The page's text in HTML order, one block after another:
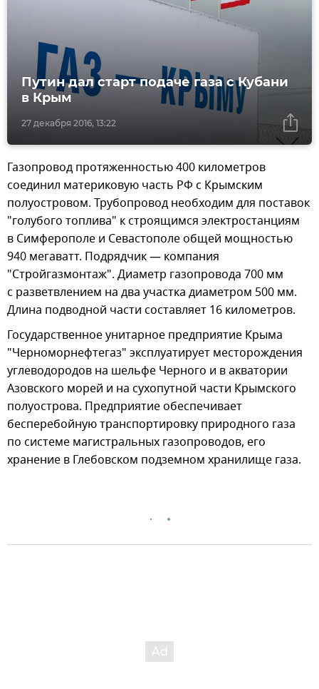
27 декабря 2016, 13:22
Путин дал старт подаче газа с Кубани
в Крым
Газопровод протяженностью 400 километров
соединил материковую часть РФ с Крымским
полуостровом. Трубопровод необходим для поставок
"голубого топлива" к строящимся электростанциям
в Симферополе и Севастополе общей мощностью
940 мегаватт. Подрядчик — компания
"Стройгазмонтаж". Диаметр газопровода 700 мм
с разветвлением на два участка диаметром 500 мм.
Длина подводной части составляет 16 километров.
Государственное унитарное предприятие Крыма
"Черноморнефтегаз" эксплуатирует месторождения
углеводородов на шельфе Черного и в акватории
Азовского морей и на сухопутной части Крымского
полуострова. Предприятие обеспечивает
бесперебойную транспортировку природного газа
по системе магистральных газопроводов, его
хранение в Глебовском подземном хранилище газа.